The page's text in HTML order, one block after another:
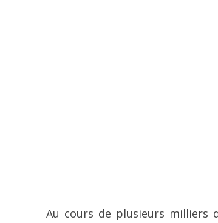
Au cours de plusieurs milliers